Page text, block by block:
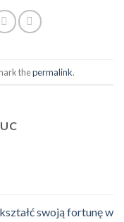
thepermalink.
swoją fortunę w